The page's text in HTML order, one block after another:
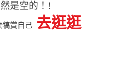
是空的！!
犒賞自己 去逛逛